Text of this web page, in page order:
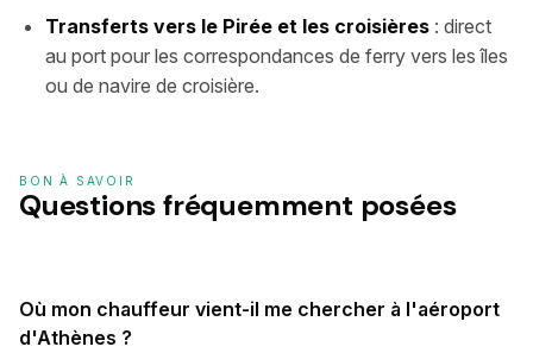
Transferts vers le Pirée et les croisières : direct
au port pour les correspondances de ferry vers les îles
ou de navire de croisière.
BON À SAVOIR
Questions fréquemment posées
Où mon chauffeur vient-il me chercher à l'aéroport
d'Athènes ?